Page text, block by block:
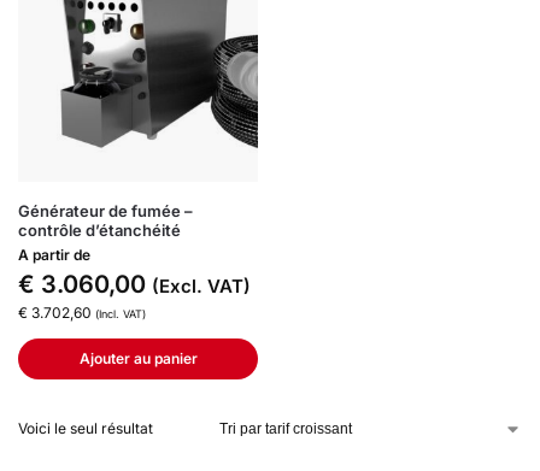
Générateur de fumée –
contrôle d’étanchéité
A partir de
€ 3.060,00 (Excl. VAT)
€ 3.702,60 (Incl. VAT)
Ajouter au panier
Voici le seul résultat